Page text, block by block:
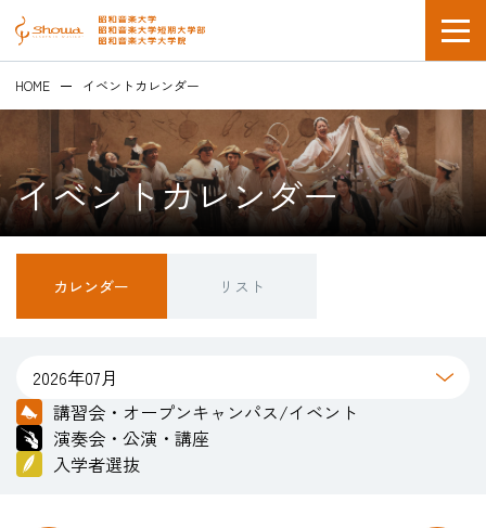
HOME イベントカレンダー
イベントカレンダー
カレンダー リスト
講習会・オープンキャンパス/イベント
演奏会・公演・講座
入学者選抜